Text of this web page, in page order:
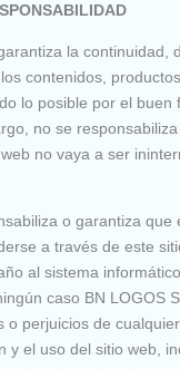
la continuidad,
contenidos,
lo posible por el buen
no se
no vaya a ser
o garantiza que
a través de este
al sistema
caso BN LOGOS
o perjuicios de
y el uso del sitio web,